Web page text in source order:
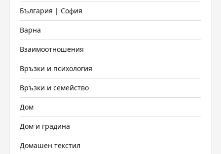
България | София
Варна
Взаимоотношения
Връзки и психология
Връзки и семейство
Дом
Дом и градина
Домашен текстил